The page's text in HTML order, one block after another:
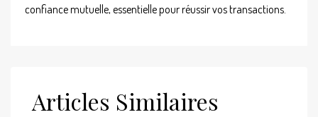
confiance mutuelle, essentielle pour réussir vos transactions.
Articles Similaires